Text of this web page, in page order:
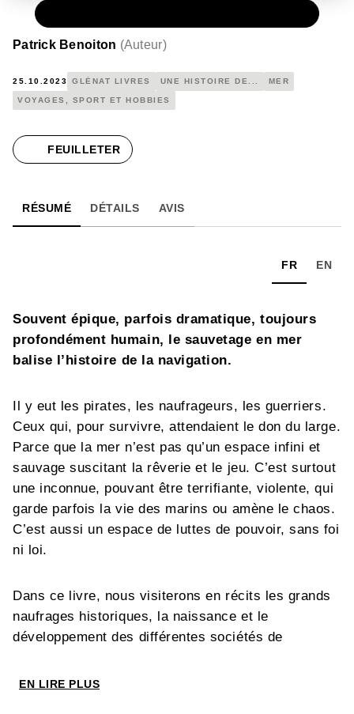
Patrick Benoiton (Auteur)
25.10.2023 GLÉNAT LIVRES UNE HISTOIRE DE... MER
VOYAGES, SPORT ET HOBBIES
FEUILLETER
RÉSUMÉ DÉTAILS AVIS
FR EN
Souvent épique, parfois dramatique, toujours
profondément humain, le sauvetage en mer
balise l’histoire de la navigation.
Il y eut les pirates, les naufrageurs, les guerriers.
Ceux qui, pour survivre, attendaient le don du large.
Parce que la mer n’est pas qu’un espace infini et
sauvage suscitant la rêverie et le jeu. C’est surtout
une inconnue, pouvant être terrifiante, violente, qui
garde parfois la vie des marins ou amène le chaos.
C’est aussi un espace de luttes de pouvoir, sans foi
ni loi.
Dans ce livre, nous visiterons en récits les grands
naufrages historiques, la naissance et le
développement des différentes sociétés de
l’évolution de l’équipement qui a rendu possible
EN LIRE PLUS